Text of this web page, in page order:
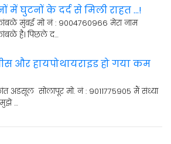
में घुटनों के दर्द से मिली राहत ...!
मुंबई मो नं : 9004760966 मेरा नाम
है। पिछले द…
और हायपोथायराइड हो गया कम
अडसूल सोलापूर मो. नं : 9011775905 मैं संध्या
…